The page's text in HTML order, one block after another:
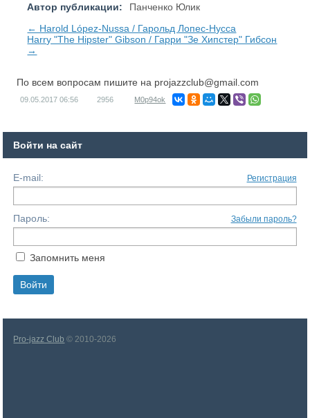
Автор публикации:
Панченко Юлик
← Harold López-Nussa / Гарольд Лопес-Нусса
Harry "The Hipster" Gibson / Гарри "Зе Хипстер" Гибсон
→
По всем вопросам пишите на projazzclub@gmail.com
09.05.2017 06:56 2956 M0p94ok
Войти на сайт
E-mail: Регистрация
Пароль: Забыли пароль?
Запомнить меня
Pro-jazz Club © 2010-2026